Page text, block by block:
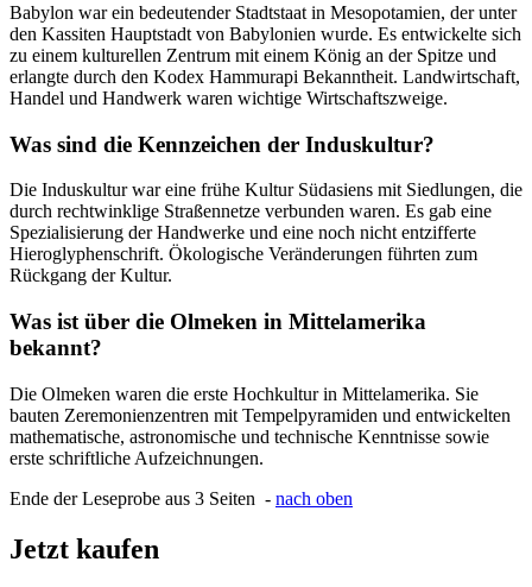
Babylon war ein bedeutender Stadtstaat in Mesopotamien, der unter
den Kassiten Hauptstadt von Babylonien wurde. Es entwickelte sich
zu einem kulturellen Zentrum mit einem König an der Spitze und
erlangte durch den Kodex Hammurapi Bekanntheit. Landwirtschaft,
Handel und Handwerk waren wichtige Wirtschaftszweige.
Was sind die Kennzeichen der Induskultur?
Die Induskultur war eine frühe Kultur Südasiens mit Siedlungen, die
durch rechtwinklige Straßennetze verbunden waren. Es gab eine
Spezialisierung der Handwerke und eine noch nicht entzifferte
Hieroglyphenschrift. Ökologische Veränderungen führten zum
Rückgang der Kultur.
Was ist über die Olmeken in Mittelamerika
bekannt?
Die Olmeken waren die erste Hochkultur in Mittelamerika. Sie
bauten Zeremonienzentren mit Tempelpyramiden und entwickelten
mathematische, astronomische und technische Kenntnisse sowie
erste schriftliche Aufzeichnungen.
Ende der Leseprobe aus 3 Seiten - nach oben
Jetzt kaufen